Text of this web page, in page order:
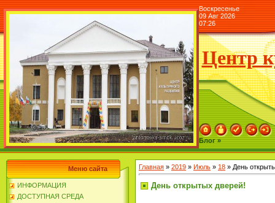
Воскресенье
09 Авг 2026
07:26
Центр
Блог »
Меню сайта
ИНФОРМАЦИЯ
ДОСТУПНАЯ СРЕДА
Главная » 2019 » Июль » 18 » День
День открытых дверей!